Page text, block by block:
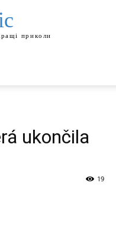
приколи
ukončila
19